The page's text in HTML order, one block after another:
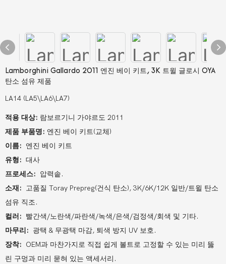
Lamborghini Gallardo 2011 엔진 베이 키트, 3K 트윌 글로시 OYA
탄소 섬유 제품
LA14 (LA5\LA6\LA7)
적용 대상: 람보르기니 가야르도 2011
제품 부품명: 엔진 베이 키트(교체)
이름: 엔진 베이 키트
유형: 대사
프로세스: 압력솥.
소재: 고품질 Toray Prepreg(건식 탄소), 3K/6K/12K 일반/트윌 탄소
섬유 직조.
컬러: 빨간색/노란색/파란색/녹색/은색/검정색/회색 및 기타.
마무리: 광택 & 무광택 마감, 퇴색 방지 UV 보호.
장착: OEM과 마찬가지로 직접 쉽게 볼트로 고정할 수 있는 미리 뚫
린 구멍과 미리 묻혀 있는 액세서리.